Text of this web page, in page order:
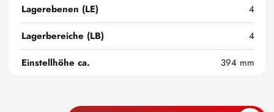
Lagerebenen (LE)
4
Lagerbereiche (LB)
4
Einstellhöhe ca.
394 mm